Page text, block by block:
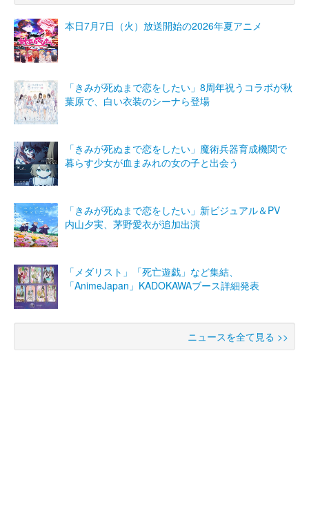
本日7月7日（火）放送開始の2026年夏アニメ
「きみが死ぬまで恋をしたい」8周年祝うコラボが秋
葉原で、白い衣装のシーナら登場
「きみが死ぬまで恋をしたい」魔術兵器育成機関で
暮らす少女が血まみれの女の子と出会う
「きみが死ぬまで恋をしたい」新ビジュアル＆PV
内山夕実、茅野愛衣が追加出演
「メダリスト」「死亡遊戯」など集結、
「AnimeJapan」KADOKAWAブース詳細発表
ニュースを全て見る >>